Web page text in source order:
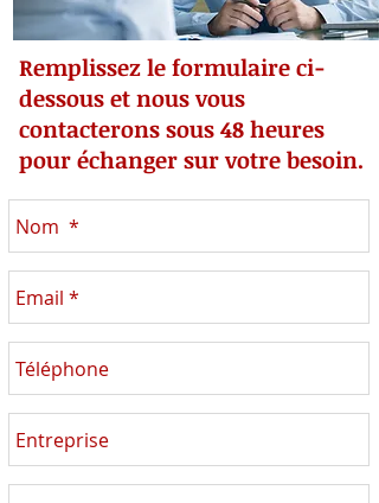
Remplissez le formulaire ci-
dessous et nous vous
contacterons sous 48 heures
pour échanger sur votre besoin.